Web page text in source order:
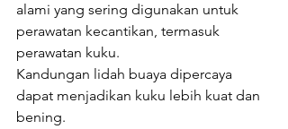
alami yang sering digunakan untuk
perawatan kecantikan, termasuk
perawatan kuku.
Kandungan lidah buaya dipercaya
dapat menjadikan kuku lebih kuat dan
bening.